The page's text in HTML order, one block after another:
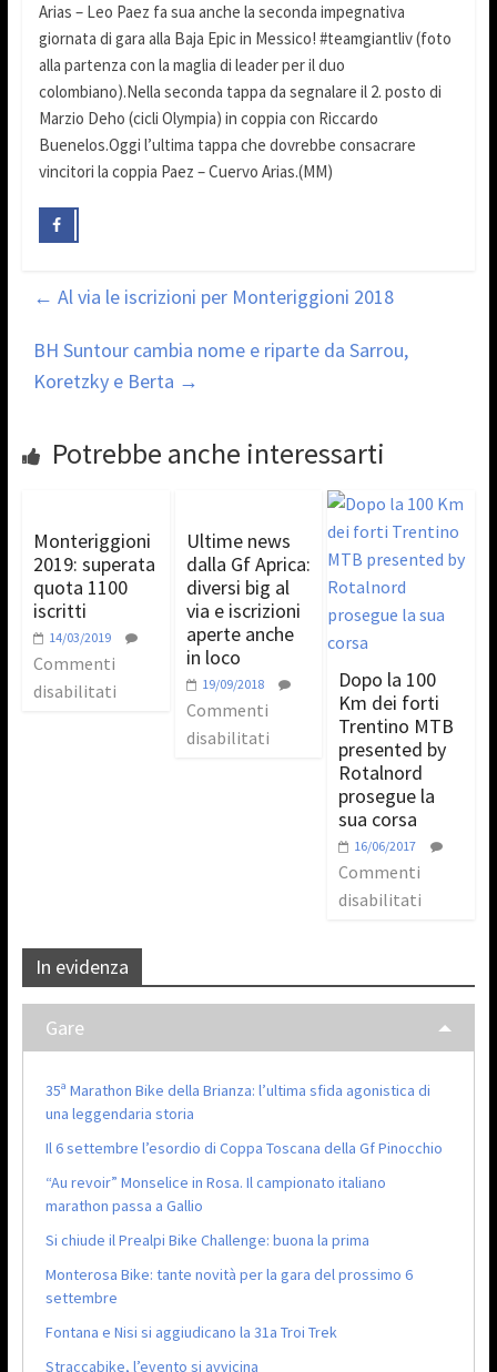
Arias – Leo Paez fa sua anche la seconda impegnativa
giornata di gara alla Baja Epic in Messico! #teamgiantliv (foto
alla partenza con la maglia di leader per il duo
colombiano).Nella seconda tappa da segnalare il 2. posto di
Marzio Deho (cicli Olympia) in coppia con Riccardo
Buenelos.Oggi l’ultima tappa che dovrebbe consacrare
vincitori la coppia Paez – Cuervo Arias.(MM)
← Al via le iscrizioni per Monteriggioni 2018
BH Suntour cambia nome e riparte da Sarrou,
Koretzky e Berta →
Potrebbe anche interessarti
Monteriggioni
2019: superata
quota 1100
iscritti
14/03/2019
Commenti
disabilitati
Ultime news
dalla Gf Aprica:
diversi big al
via e iscrizioni
aperte anche
in loco
19/09/2018
Commenti
disabilitati
Dopo la 100
Km dei forti
Trentino MTB
presented by
Rotalnord
prosegue la
sua corsa
16/06/2017
Commenti
disabilitati
In evidenza
Gare
35ª Marathon Bike della Brianza: l’ultima sfida agonistica di
una leggendaria storia
Il 6 settembre l’esordio di Coppa Toscana della Gf Pinocchio
“Au revoir” Monselice in Rosa. Il campionato italiano
marathon passa a Gallio
Si chiude il Prealpi Bike Challenge: buona la prima
Monterosa Bike: tante novità per la gara del prossimo 6
settembre
Fontana e Nisi si aggiudicano la 31a Troi Trek
Straccabike, l’evento si avvicina